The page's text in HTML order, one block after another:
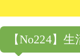
【No224】